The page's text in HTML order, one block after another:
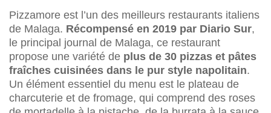
Pizzamore est l’un des meilleurs restaurants italiens
de Malaga. Récompensé en 2019 par Diario Sur,
le principal journal de Malaga, ce restaurant
propose une variété de plus de 30 pizzas et pâtes
fraîches cuisinées dans le pur style napolitain.
Un élément essentiel du menu est le plateau de
charcuterie et de fromage, qui comprend des roses